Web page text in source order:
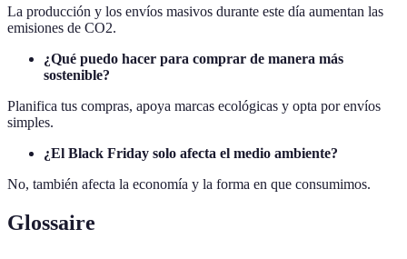
La producción y los envíos masivos durante este día aumentan las
emisiones de CO2.
¿Qué puedo hacer para comprar de manera más
sostenible?
Planifica tus compras, apoya marcas ecológicas y opta por envíos
simples.
¿El Black Friday solo afecta el medio ambiente?
No, también afecta la economía y la forma en que consumimos.
Glossaire